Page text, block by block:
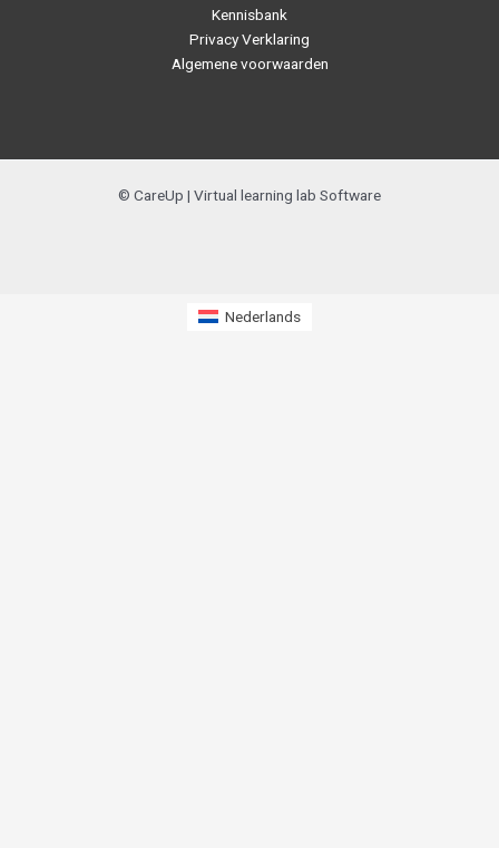
Kennisbank
Privacy Verklaring
Algemene voorwaarden
© CareUp | Virtual learning lab Software
Nederlands